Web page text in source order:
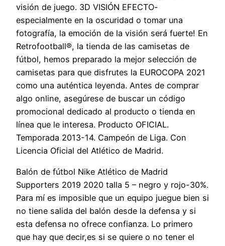
visión de juego. 3D VISIÓN EFECTO-
especialmente en la oscuridad o tomar una
fotografía, la emoción de la visión será fuerte! En
Retrofootball®, la tienda de las camisetas de
fútbol, hemos preparado la mejor selección de
camisetas para que disfrutes la EUROCOPA 2021
como una auténtica leyenda. Antes de comprar
algo online, asegúrese de buscar un código
promocional dedicado al producto o tienda en
línea que le interesa. Producto OFICIAL.
Temporada 2013-14. Campeón de Liga. Con
Licencia Oficial del Atlético de Madrid.
Balón de fútbol Nike Atlético de Madrid
Supporters 2019 2020 talla 5 – negro y rojo-30%.
Para mí es imposible que un equipo juegue bien si
no tiene salida del balón desde la defensa y si
esta defensa no ofrece confianza. Lo primero
que hay que decir,es si se quiere o no tener el